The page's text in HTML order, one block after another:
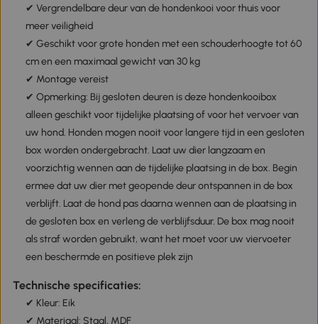
✔ Vergrendelbare deur van de hondenkooi voor thuis voor
meer veiligheid
✔ Geschikt voor grote honden met een schouderhoogte tot 60
cm en een maximaal gewicht van 30 kg
✔ Montage vereist
✔ Opmerking: Bij gesloten deuren is deze hondenkooibox
alleen geschikt voor tijdelijke plaatsing of voor het vervoer van
uw hond. Honden mogen nooit voor langere tijd in een gesloten
box worden ondergebracht. Laat uw dier langzaam en
voorzichtig wennen aan de tijdelijke plaatsing in de box. Begin
ermee dat uw dier met geopende deur ontspannen in de box
verblijft. Laat de hond pas daarna wennen aan de plaatsing in
de gesloten box en verleng de verblijfsduur. De box mag nooit
als straf worden gebruikt, want het moet voor uw viervoeter
een beschermde en positieve plek zijn
Technische specificaties:
✔ Kleur: Eik
✔ Materiaal: Staal, MDF